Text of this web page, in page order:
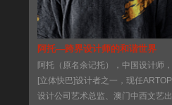
阿托—跨界设计师的和谐世界
阿托（原名余记托），中国设计师，
[立体快巴]设计者之一，现任ARTOP
设计公司艺术总监、澳门中西文艺出